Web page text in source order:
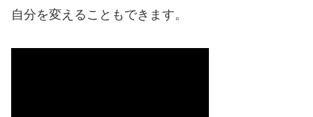
自分を変えることもできます。